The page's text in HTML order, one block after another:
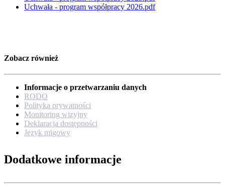
Uchwała - program współpracy 2026.pdf
Zobacz również
Informacje o przetwarzaniu danych
RODO
Polityka prywatności
Monitoring wizyjny
Deklaracja dostępności
Język migowy
Dodatkowe informacje